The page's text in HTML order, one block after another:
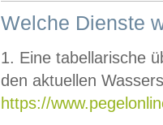
Welche Dienste
1. Eine tabellarische
den aktuellen
https://